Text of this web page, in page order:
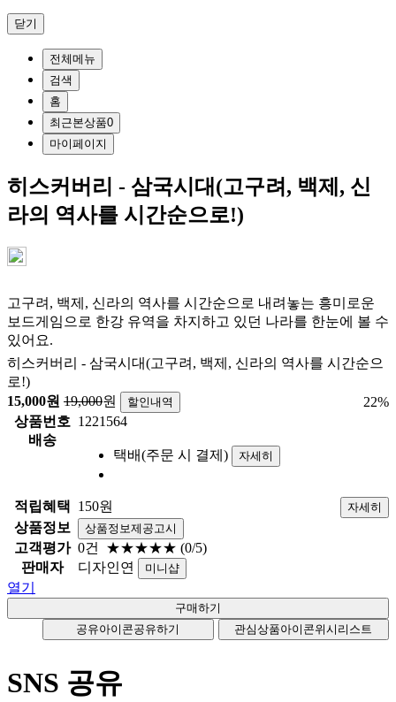
닫기
전체메뉴
검색
홈
최근본상품0
마이페이지
히스커버리 - 삼국시대(고구려, 백제, 신
라의 역사를 시간순으로!)
고구려, 백제, 신라의 역사를 시간순으로 내려놓는 흥미로운
보드게임으로 한강 유역을 차지하고 있던 나라를 한눈에 볼 수
있어요.
히스커버리 - 삼국시대(고구려, 백제, 신라의 역사를 시간순으
로!)
15,000원 19,000원 할인내역 22%
상품번호 1221564
배송
택배(주문 시 결제)
자세히
적립혜택 150원 자세히
상품정보 상품정보제공고시
고객평가 0건 ★★★★★ (0/5)
판매자
디자인연 미니샵
열기
공유아이콘공유하기 관심상품아이콘위시리스트
SNS 공유